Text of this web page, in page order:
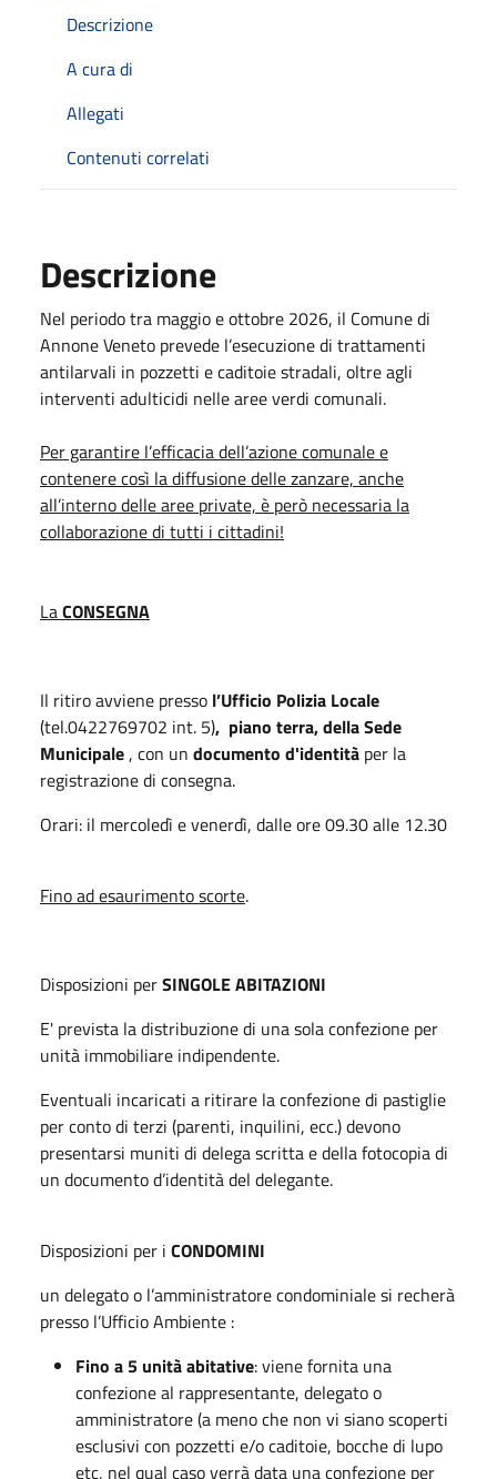
Descrizione
A cura di
Allegati
Contenuti correlati
Descrizione
Nel periodo tra maggio e ottobre 2026, il Comune di
Annone Veneto prevede l’esecuzione di trattamenti
antilarvali in pozzetti e caditoie stradali, oltre agli
interventi adulticidi nelle aree verdi comunali.
Per garantire l’efficacia dell’azione comunale e
contenere così la diffusione delle zanzare, anche
all’interno delle aree private, è però necessaria la
collaborazione di tutti i cittadini!
LaCONSEGNA
Il ritiro avviene presso l’Ufficio Polizia Locale
(tel.0422769702 int. 5), piano terra, della Sede
Municipale , con un documento d'identità per la
registrazione di consegna.
Orari: il mercoledì e venerdì, dalle ore 09.30 alle 12.30
Fino ad esaurimento scorte.
Disposizioni perSINGOLE ABITAZIONI
E' prevista la distribuzione di una sola confezione per
unità immobiliare indipendente.
Eventuali incaricati a ritirare la confezione di pastiglie
per conto di terzi (parenti, inquilini, ecc.) devono
presentarsi muniti di delega scritta e della fotocopia di
un documento d’identità del delegante.
Disposizioni per i CONDOMINI
un delegato o l’amministratore condominiale si recherà
presso l’Ufficio Ambiente :
Fino a 5 unità abitative: viene fornita una
confezione al rappresentante, delegato o
amministratore (a meno che non vi siano scoperti
esclusivi con pozzetti e/o caditoie, bocche di lupo
etc, nel qual caso verrà data una confezione per